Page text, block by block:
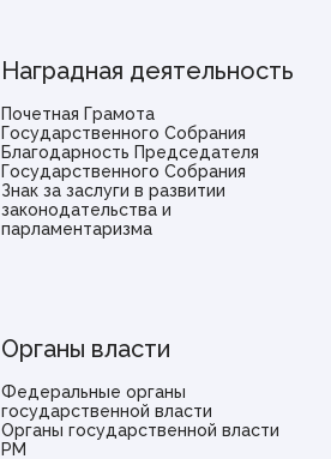
Наградная деятельность
Почетная Грамота
Государственного Собрания
Благодарность Председателя
Государственного Собрания
Знак за заслуги в развитии
законодательства и
парламентаризма
Органы власти
Федеральные органы
государственной власти
Органы государственной власти
РМ